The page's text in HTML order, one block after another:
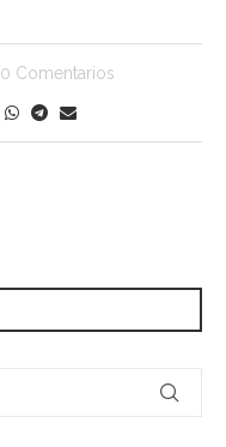
0 Comentarios